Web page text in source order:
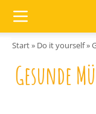
Start» Do it yourself»
Gesunde